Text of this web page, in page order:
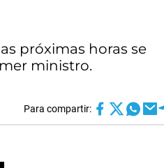
próximas horas se
ministro.
Para compartir: